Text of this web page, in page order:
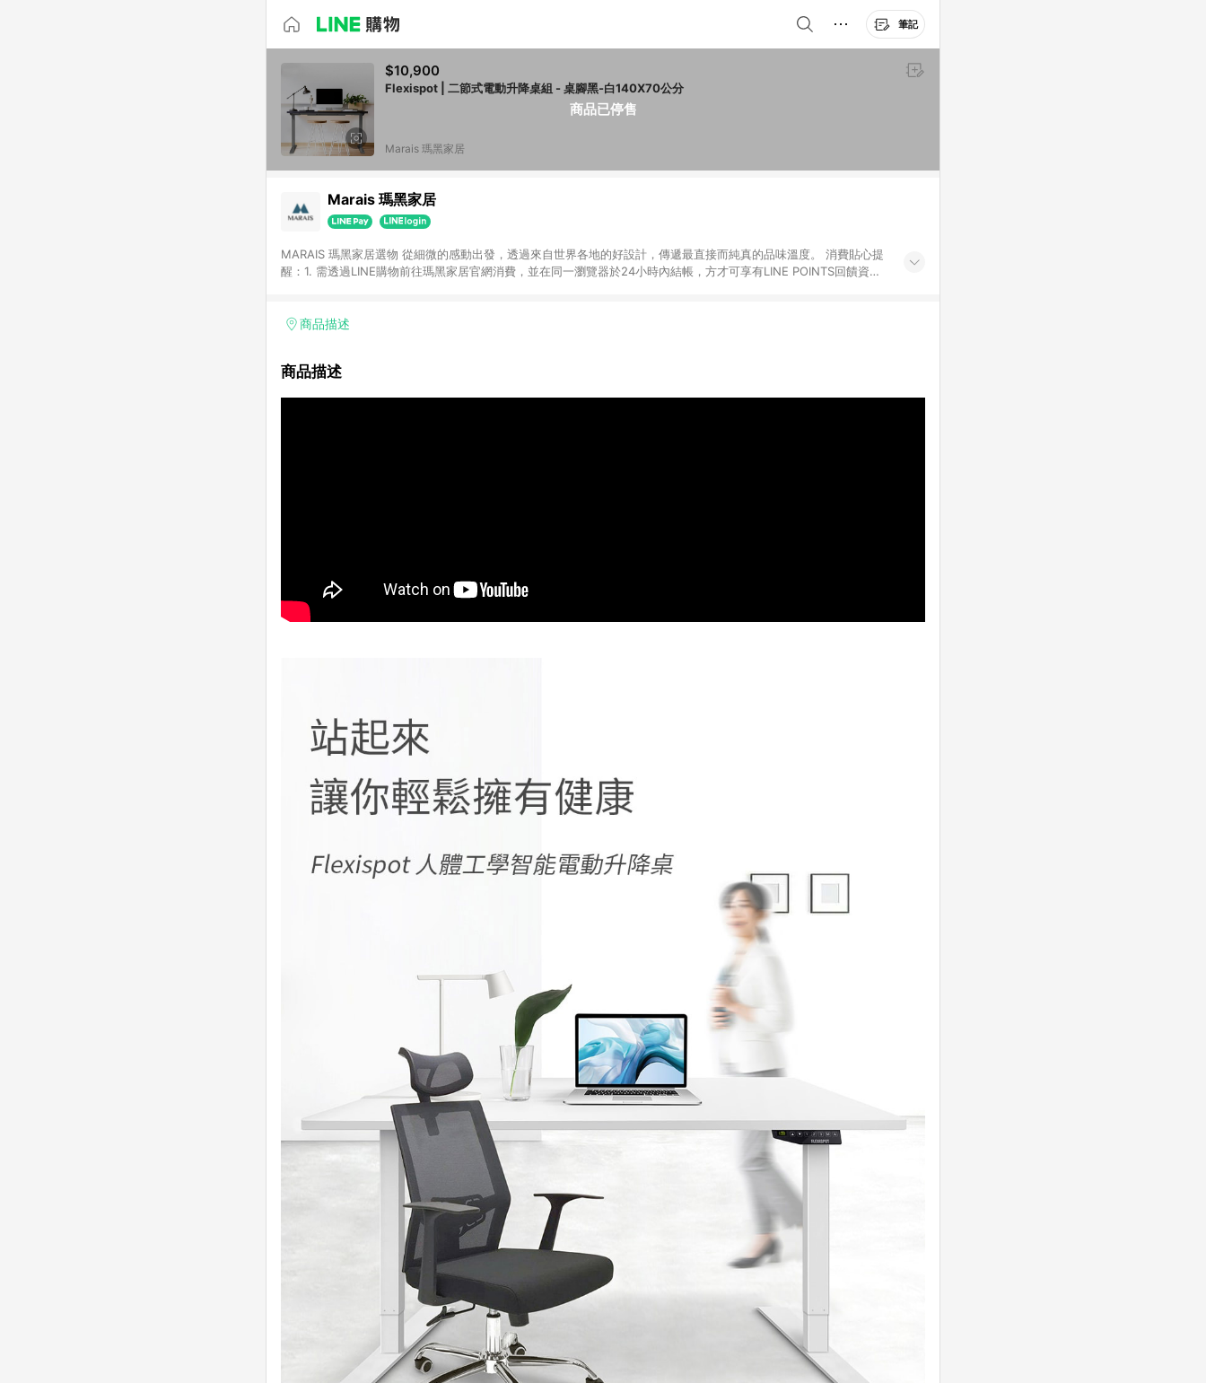
筆記
商品已停售
$10,900
Flexispot | 二節式電動升降桌組 - 桌腳黑-白140X70公分
Marais 瑪黑家居
Marais 瑪黑家居
MARAIS 瑪黑家居選物 從細微的感動出發，透過來自世界各地的好設計，傳遞最直接而純真的品味溫度。 消費貼心提
醒：1. 需透過LINE購物前往瑪黑家居官網消費，並在同一瀏覽器於24小時內結帳，方才可享有LINE POINTS回饋資
商品描述
商品描述